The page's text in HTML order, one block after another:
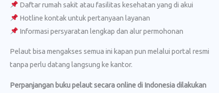
Daftar rumah sakit atau fasilitas kesehatan yang di akui
Hotline kontak untuk pertanyaan layanan
Informasi persyaratan lengkap dan alur permohonan
Pelaut bisa mengakses semua ini kapan pun melalui portal resmi
tanpa perlu datang langsung ke kantor.
Perpanjangan buku pelaut secara online di Indonesia dilakukan